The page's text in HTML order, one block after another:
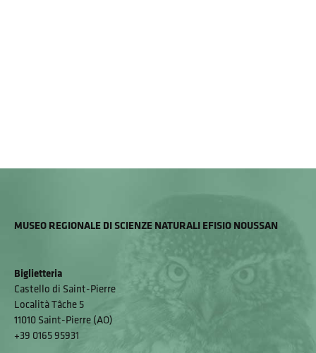
MUSEO REGIONALE DI SCIENZE NATURALI EFISIO NOUSSAN
Biglietteria
Castello di Saint-Pierre
Località Tâche 5
11010 Saint-Pierre (AO)
+39 0165 95931